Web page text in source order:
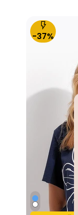
-37%